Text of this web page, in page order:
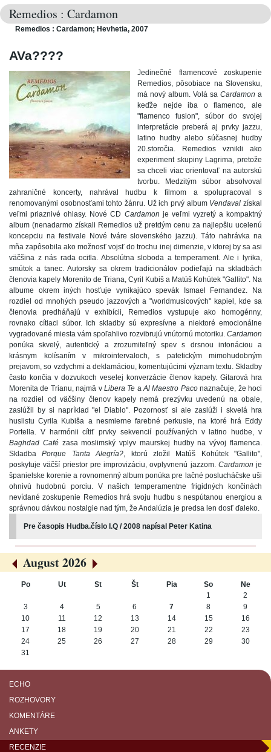
Remedios : Cardamon
Remedios : Cardamon; Hevhetia, 2007
AVa????
Jedinečné flamencové zoskupenie
Remedios, pôsobiace na Slovensku,
má nový album. Volá sa Cardamon a
keďže nejde iba o flamenco, ale
"flamenco fusion", súbor do svojej
interpretácie preberá aj prvky jazzu,
latino hudby alebo súčasnej hudby
20.storočia. Remedios vznikli ako
experiment skupiny Lagrima, pretože
sa chceli viac orientovať na autorskú
tvorbu. Medzitým súbor absolvoval
zahraničné koncerty, nahrával hudbu k filmom a spolupracoval s
renomovanými osobnosťami tohto žánru. Už ich prvý album Vendaval získal
veľmi priaznivé ohlasy. Nové CD Cardamon je veľmi vyzretý a kompaktný
album (nenadarmo získali Remedios už pretdým cenu za najlepšiu ucelenú
koncepciu na festivale Nové tváre slovenského jazzu). Táto nahrávka na
mňa zapôsobila ako možnosť vojsť do trochu inej dimenzie, v ktorej by sa asi
väčšina z nás rada ocitla. Absolútna sloboda a temperament. Ale i lyrika,
smútok a tanec. Autorsky sa okrem tradicionálov podieľajú na skladbách
členovia kapely Morenito de Triana, Cyril Kubiš a Matúš Kohútek "Gallito". Na
albume okrem iných hosťuje vynikajúco spevák Ismael Fernandez. Na
rozdiel od mnohých pseudo jazzových a "worldmusicových" kapiel, kde sa
členovia predháňajú v exhibícii, Remedios vystupuje ako homogénny,
rovnako cítiaci súbor. Ich skladby sú expresívne a niektoré emocionálne
vygradované miesta vám spoľahlivo rozvibrujú vnútornú motoriku. Cardamon
ponúka skvelý, autentický a zrozumiteľný spev s drsnou intonáciou a
krásnym kolísaním v mikrointervaloch, s patetickým mimohudobným
prejavom, so vzdychmi a deklamáciou, komentujúcimi význam textu. Skladby
často končia v dozvukoch veselej konverzácie členov kapely. Gitarová hra
Morenita de Trianu, najmä v Libera Te aAl Maestro Paconaznačuje, že hoci
na rozdiel od väčšiny členov kapely nemá prezývku uvedenú na obale,
zaslúžil by si napríklad "el Diablo". Pozornosť si ale zaslúži i skvelá hra
huslistu Cyrila Kubiša a nesmierne farebné perkusie, na ktoré hrá Eddy
Portella. V harmónii cítiť prvky sekvencií používaných v latino hudbe, v
Baghdad Café zasa moslimský vplyv maurskej hudby na vývoj flamenca.
SkladbaPorque Tanta Alegría? , ktorú zložil Matúš Kohútek "Gallito",
poskytuje väčší priestor pre improvizáciu, ovplyvnenú jazzom. Cardamon je
španielske korenie a rovnomenný album ponúka pre lačné poslucháčske uši
ohnivú hudobnú porciu. V našich temperamentne frigidných končinách
nevídané zoskupenie Remedios hrá svoju hudbu s nespútanou energiou a
správnou dávkou nostalgie nad tým, že Andalúzia je predsa len dosť ďaleko.
Pre časopis Hudba.číslo I.Q / 2008 napísal Peter Katina
«
August 2026
»
Po Ut St Št Pia So
Ne
1
2
3
4 5 6 7 8
9
10
11 12 13 14 15
16
17
18 19 20 21 22
23
24
25 26 27 28 29
30
31
ECHO
ROZHOVORY
KOMENTÁRE
ANKETY
RECENZIE